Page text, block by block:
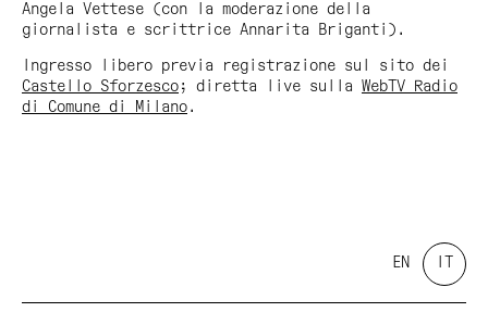
Angela Vettese (con la moderazione della
giornalista e scrittrice Annarita Briganti).
Ingresso libero previa registrazione sul sito dei
Castello Sforzesco ; diretta live sulla WebTV Radio
di Comune di Milano .
EN